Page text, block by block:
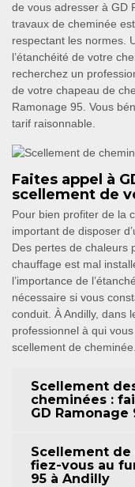
de vous adresser à GD
travaux de cheminée
respectant les normes.
l’étanchéité de votre
recherchez un
de votre chapeau de
Ramonage 95. Vous
tarif raisonnable.
Faites appel à
scellement de
Pour bien profiter de la
important de disposer
Des pertes de chaleurs
chauffage est mal
l’importance de
nécessaire si vous
conduit. À Andilly, dans
professionnel à qui
scellement de cheminée.
Scellement
cheminées :
GD Ramonage
Scellement
fiez-vous au
95 à Andilly